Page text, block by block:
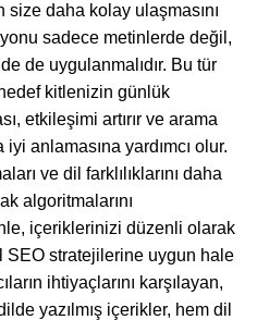
size daha kolay ulaşmasını
sadece metinlerde değil,
de uygulanmalıdır. Bu tür
kitlenizin günlük
etkileşimi artırır ve arama
anlamasına yardımcı olur.
ve dil farklılıklarını daha
algoritmalarını
içeriklerinizi düzenli olarak
SEO stratejilerine uygun hale
ihtiyaçlarını karşılayan,
yazılmış içerikler, hem dil